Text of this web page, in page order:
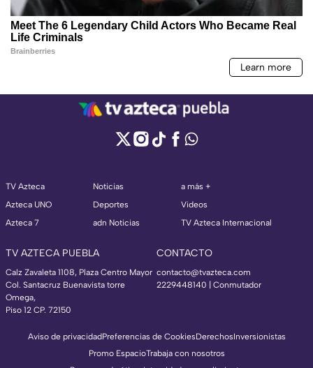
TV Azteca
Azteca UNO
Azteca 7
Noticias
Deportes
adn Noticias
a más +
Videos
TV Azteca Internacional
TV AZTECA PUEBLA
Calz Zavaleta 1108, Plaza Centro Mayor
Col. Santacruz Buenavista torre
Omega,
Piso 12 CP. 72150
CONTACTO
contacto@tvazteca.com
2229448140 | Conmutador
Aviso de privacidadPreferencias de CookiesDerechosInversionistas
Promo EspacioTrabaja con nosotros